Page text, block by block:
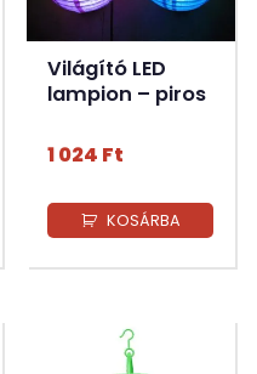
Világító LED
lampion – piros
1 024 Ft
KOSÁRBA